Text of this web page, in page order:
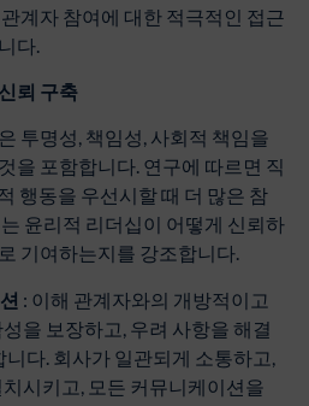
계자 참여에 대한 적극적인 접근
다.
신뢰 구축
투명성, 책임성, 사회적 책임을
을 포함합니다. 연구에 따르면 직
행동을 우선시할 때 더 많은 참
윤리적 리더십이 어떻게 신뢰하
기여하는지를 강조합니다.
: 이해 관계자와의 개방적이고
을 보장하고, 우려 사항을 해결
니다. 회사가 일관되게 소통하고,
시키고, 모든 커뮤니케이션을